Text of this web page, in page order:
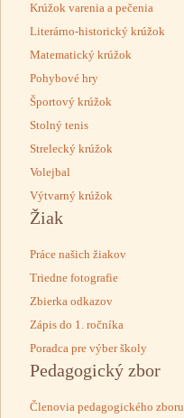
Krúžok varenia a pečenia
Literárno-historický krúžok
Matematický krúžok
Pohybové hry
Športový krúžok
Stolný tenis
Strelecký krúžok
Volejbal
Výtvarný krúžok
Žiak
Práce našich žiakov
Triedne fotografie
Zbierka odkazov
Zápis do 1. ročníka
Poradca pre výber školy
Pedagogický zbor
Členovia pedagogického zboru